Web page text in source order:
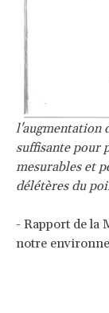
l'augmentation
suffisante pour
mesurables et
délétères du
- Rapport de la
notre